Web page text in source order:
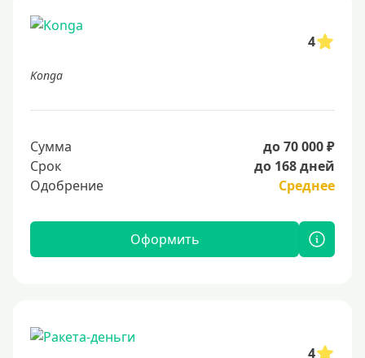
4
Konga
Сумма
до 70 000 ₽
Срок
до 168 дней
Одобрение
Среднее
Оформить
4